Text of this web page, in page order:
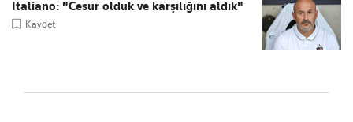
Italiano: "Cesur olduk ve karşılığını aldık"
Kaydet